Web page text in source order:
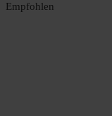
Empfohlen